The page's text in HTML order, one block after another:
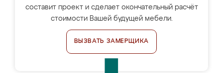
составит проект и сделает окончательный расчёт
стоимости Вашей будущей мебели.
ВЫЗВАТЬ ЗАМЕРЩИКА